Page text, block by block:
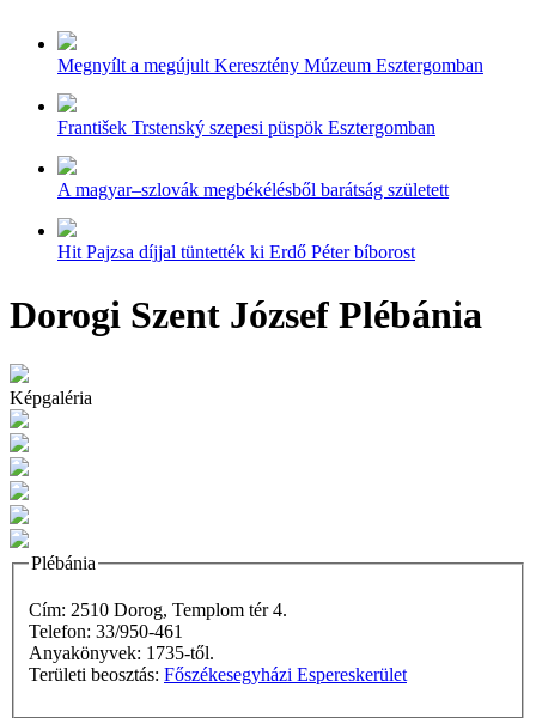
Megnyílt a megújult Keresztény Múzeum Esztergomban
František Trstenský szepesi püspök Esztergomban
A magyar–szlovák megbékélésből barátság született
Hit Pajzsa díjjal tüntették ki Erdő Péter bíborost
Dorogi Szent József Plébánia
Képgaléria
Plébánia
Cím: 2510 Dorog, Templom tér 4.
Telefon: 33/950-461
Anyakönyvek: 1735-től.
Területi beosztás: Főszékesegyházi Espereskerület